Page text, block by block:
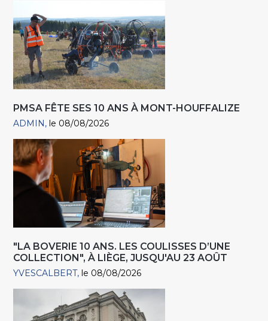
PMSA FÊTE SES 10 ANS À MONT-HOUFFALIZE
ADMIN le 08/08/2026
"LA BOVERIE 10 ANS. LES COULISSES D’UNE
COLLECTION", À LIÈGE, JUSQU'AU 23 AOÛT
YVESCALBERT le 08/08/2026